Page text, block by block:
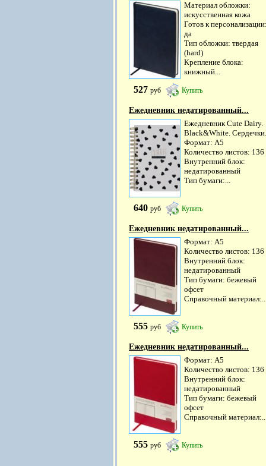
Материал обложки:
искусственная кожа
Готов к
да
Тип обложки: твердая
(hard)
Крепление блока:
книжный...
527 руб Купить
Ежедневник недатированный...
Ежедневник Cute Dairy.
Black&White. Сердечки.
Формат: А5
Количество листов: 136
Внутренний блок:
недатированный
Тип бумаги:...
640 руб Купить
Ежедневник недатированный...
Формат: А5
Количество листов: 136
Внутренний блок:
недатированный
Тип бумаги: бежевый
офсет
Справочный
555 руб Купить
Ежедневник недатированный...
Формат: А5
Количество листов: 136
Внутренний блок:
недатированный
Тип бумаги: бежевый
офсет
Справочный
555 руб Купить